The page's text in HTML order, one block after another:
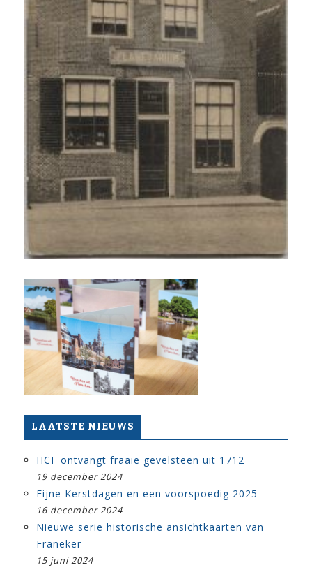
LAATSTE NIEUWS
HCF ontvangt fraaie gevelsteen uit 1712
19 december 2024
Fijne Kerstdagen en een voorspoedig 2025
16 december 2024
Nieuwe serie historische ansichtkaarten van
Franeker
15 juni 2024